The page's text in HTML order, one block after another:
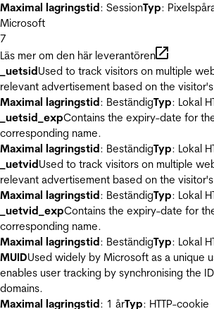
Maximal lagringstid: SessionTyp:
Microsoft
7
Läs mer om den här leverantören
_uetsidUsed to track visitors on multiple
relevant advertisement based on the
Maximal lagringstid: BeständigTyp: Lokal
_uetsid_expContains the expiry-date for
corresponding name.
Maximal lagringstid: BeständigTyp: Lokal
_uetvidUsed to track visitors on multiple
relevant advertisement based on the
Maximal lagringstid: BeständigTyp: Lokal
_uetvid_expContains the expiry-date for
corresponding name.
Maximal lagringstid: BeständigTyp: Lokal
MUIDUsed widely by Microsoft as a unique
enables user tracking by synchronising the
domains.
Maximal lagringstid: 1 årTyp: HTTP-cookie